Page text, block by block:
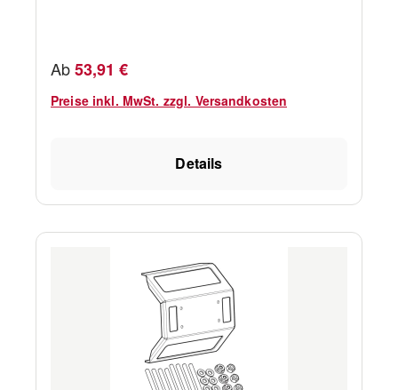
Regulärer Preis:
Ab53,91 €
Preise inkl. MwSt. zzgl. Versandkosten
Details